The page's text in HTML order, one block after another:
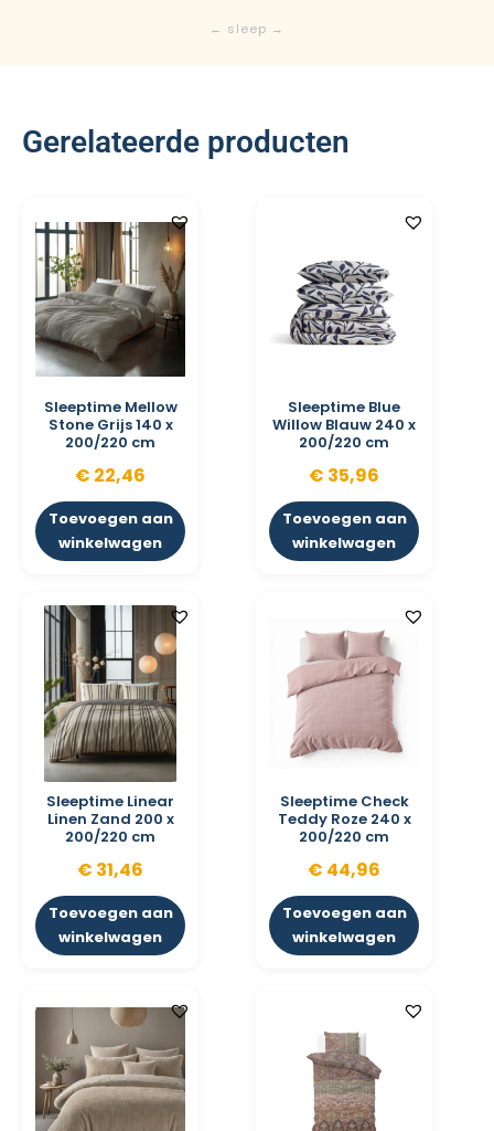
Gerelateerde producten
Sleeptime Mellow
Stone Grijs 140 x
200/220 cm
€ 22,46
Toevoegen aan
winkelwagen
Sleeptime Blue
Willow Blauw 240 x
200/220 cm
€ 35,96
Toevoegen aan
winkelwagen
Sleeptime Linear
Linen Zand 200 x
200/220 cm
€ 31,46
Toevoegen aan
winkelwagen
Sleeptime Check
Teddy Roze 240 x
200/220 cm
€ 44,96
Toevoegen aan
winkelwagen